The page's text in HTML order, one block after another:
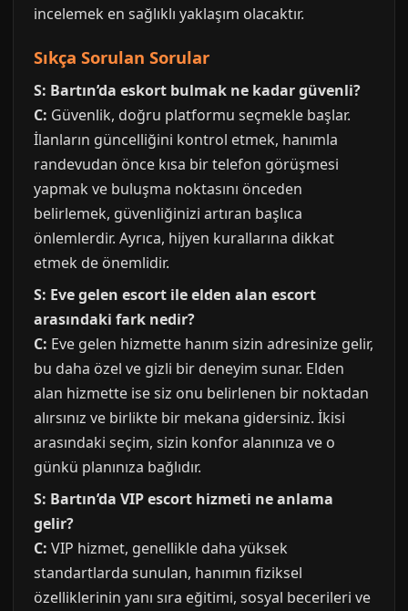
incelemek en sağlıklı yaklaşım olacaktır.
Sıkça Sorulan Sorular
S: Bartın’da eskort bulmak ne kadar güvenli?
C: Güvenlik, doğru platformu seçmekle başlar.
İlanların güncelliğini kontrol etmek, hanımla
randevudan önce kısa bir telefon görüşmesi
yapmak ve buluşma noktasını önceden
belirlemek, güvenliğinizi artıran başlıca
önlemlerdir. Ayrıca, hijyen kurallarına dikkat
etmek de önemlidir.
S: Eve gelen escort ile elden alan escort
arasındaki fark nedir?
C: Eve gelen hizmette hanım sizin adresinize gelir,
bu daha özel ve gizli bir deneyim sunar. Elden
alan hizmette ise siz onu belirlenen bir noktadan
alırsınız ve birlikte bir mekana gidersiniz. İkisi
arasındaki seçim, sizin konfor alanınıza ve o
günkü planınıza bağlıdır.
S: Bartın’da VIP escort hizmeti ne anlama
gelir?
C: VIP hizmet, genellikle daha yüksek
standartlarda sunulan, hanımın fiziksel
özelliklerinin yanı sıra eğitimi, sosyal becerileri ve